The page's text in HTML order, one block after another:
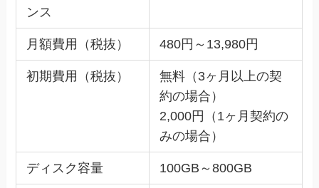
ンス
月額費用（税抜） 480円～13,980円
初期費用（税抜）
無料（3ヶ月以上の契
約の場合）
2,000円（1ヶ月契約の
みの場合）
ディスク容量 100GB～800GB